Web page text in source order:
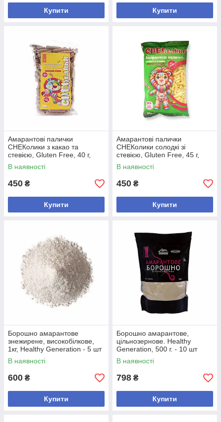
Купити Купити
Амарантові палички
СНЕКолики з какао та
стевією, Gluten Free, 40 г,
Healthy Generation - 10 шт
В наявності
450 ₴
Купити
Амарантові палички
СНЕКолики солодкі зі
стевією, Gluten Free, 45 г,
Healthy Generation - 10 шт
В наявності
450 ₴
Купити
Борошно амарантове
знежирене, високобілкове,
1кг, Healthy Generation - 5 шт
В наявності
600 ₴
Купити
Борошно амарантове,
цільнозернове. Healthy
Generation, 500 г. - 10 шт
В наявності
798 ₴
Купити